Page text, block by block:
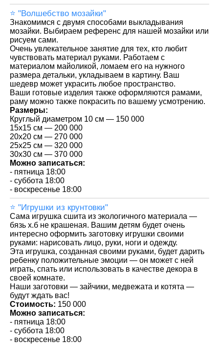
⭐️ "Волшебство мозайки"
Знакомимся с двумя способами выкладывания
мозайки. Выбираем референс для нашей мозайки или
рисуем сами.
Очень увлекательное занятие для тех, кто любит
чувствовать материал руками. Работаем с
материалом майоликой, ломаем его на нужного
размера детальки, укладываем в картину. Ваш
шедевр может украсить любое пространство.
Ваши готовые изделия также оформляются рамами,
раму можно также покрасить по вашему усмотрению.
Размеры:
Круглый диаметром 10 см — 150 000
15x15 см — 200 000
20x20 см — 270 000
25x25 см — 320 000
30x30 см — 370 000
Можно записаться:
- пятница 18:00
- суббота 18:00
- воскресенье 18:00
⭐️ "Игрушки из крунтовки"
Сама игрушка сшита из экологичного материала —
бязь х.б не крашеная. Вашим детям будет очень
интересно оформить заготовку игрушки своими
руками: нарисовать лицо, руки, ноги и одежду.
Эта игрушка, созданная своими руками, будет дарить
ребенку положительные эмоции — он может с ней
играть, спать или использовать в качестве декора в
своей комнате.
Наши заготовки — зайчики, медвежата и котята —
будут ждать вас!
Стоимость: 150 000
Можно записаться:
- пятница 18:00
- суббота 18:00
- воскресенье 18:00